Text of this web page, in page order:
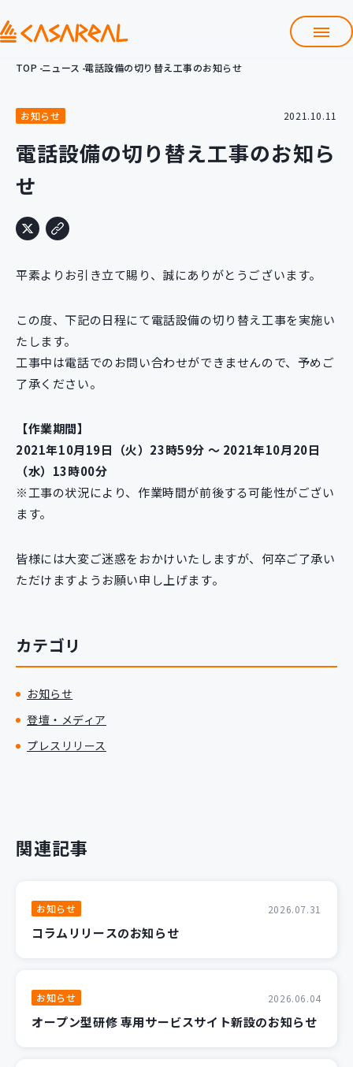
会社情報
サービス
クラウド導入支援
システム構築支援
研修サービス
カスタマイズコース 教材購入
新規開発サービス
パッケージ開発
導入事例
イベント・セミナー
ニュース
採用情報
TOP ニュース 電話設備の切り替え工事のお知らせ
お知らせ 2021.10.11
電話設備の切り替え工事のお知ら
せ
平素よりお引き立て賜り、誠にありがとうございます。
この度、下記の日程にて電話設備の切り替え工事を実施い
たします。
工事中は電話でのお問い合わせができませんので、予めご
了承ください。
【作業期間】
2021年10月19日（火）23時59分 ～ 2021年10月20日
（水）13時00分
※工事の状況により、作業時間が前後する可能性がござい
ます。
皆様には大変ご迷惑をおかけいたしますが、何卒ご了承い
ただけますようお願い申し上げます。
カテゴリ
お知らせ
登壇・メディア
プレスリリース
関連記事
お知らせ 2026.07.31
コラムリリースのお知らせ
お知らせ 2026.06.04
オープン型研修 専用サービスサイト新設のお知らせ